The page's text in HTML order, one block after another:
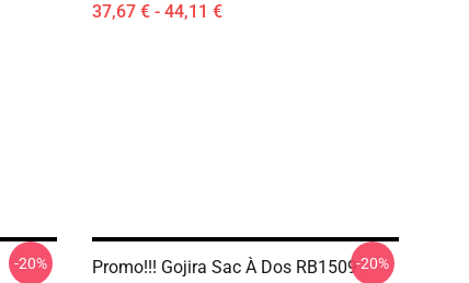
37,67 € - 44,11 €
-20% Promo!!! Gojira Sac À Dos RB1509-20%